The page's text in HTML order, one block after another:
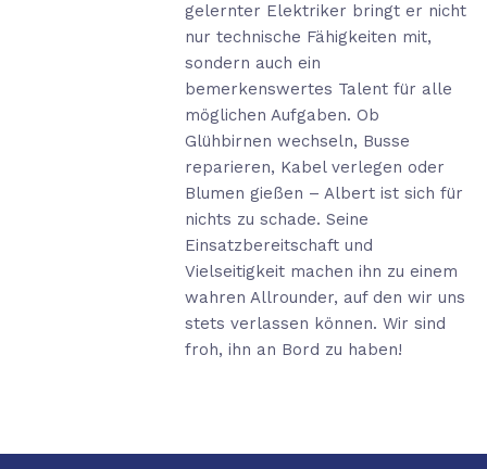
gelernter Elektriker bringt er nicht
nur technische Fähigkeiten mit,
sondern auch ein
bemerkenswertes Talent für alle
möglichen Aufgaben. Ob
Glühbirnen wechseln, Busse
reparieren, Kabel verlegen oder
Blumen gießen – Albert ist sich für
nichts zu schade. Seine
Einsatzbereitschaft und
Vielseitigkeit machen ihn zu einem
wahren Allrounder, auf den wir uns
stets verlassen können. Wir sind
froh, ihn an Bord zu haben!